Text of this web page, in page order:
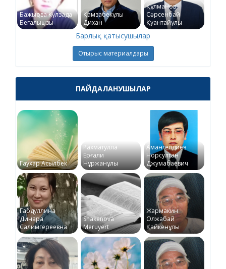
Бажықова Күлзада
Бегалықызы
Қамзабекұлы
Дихан
Құлманов
Сәрсенбай
Қуантайұлы
Барлық қатысушылар
Отырыс материалдары
ПАЙДАЛАНУШЫЛАР
Гаухар Асылбек
Рахматулла
Ерғали
Нұржанұлы
Амангелдиев
Норсултан
Джумабаевич
Габдуллина
Динара
Салимгереевна
Shakenova
Meruyert
Жармакин
Олжабай
Қайкенұлы